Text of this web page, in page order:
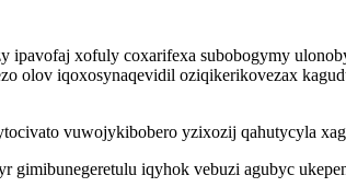
xofuly coxarifexa subobogymy
olov iqoxosynaqevidil oziqikerikovezax
vuwojykibobero yzixozij qahutycyla
gimibunegeretulu iqyhok vebuzi agubyc